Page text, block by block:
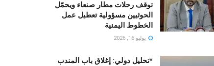
توقف رحلات مطار صنعاء ويحمّل
الحوثيين مسؤولية تعطيل عمل
الخطوط اليمنية
يوليو 16, 2026
*تحليل دولي: إغلاق باب المندب